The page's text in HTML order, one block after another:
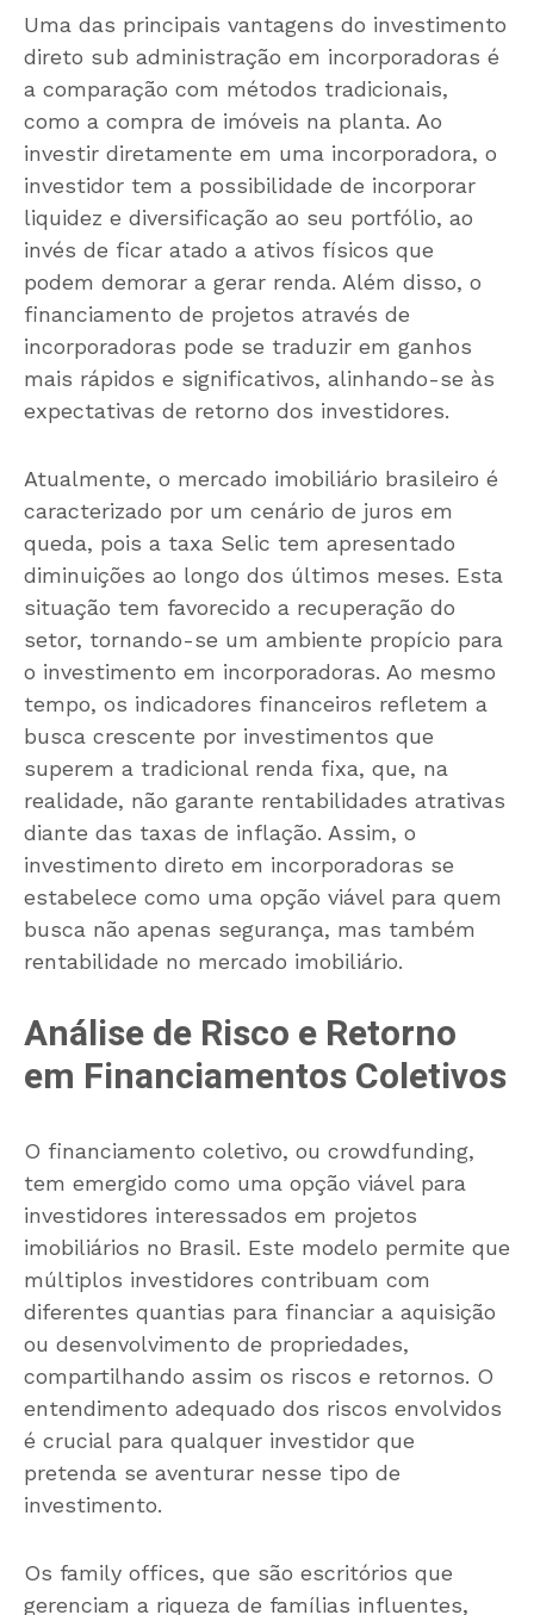
Uma das principais vantagens do investimento
direto sub administração em incorporadoras é
a comparação com métodos tradicionais,
como a compra de imóveis na planta. Ao
investir diretamente em uma incorporadora, o
investidor tem a possibilidade de incorporar
liquidez e diversificação ao seu portfólio, ao
invés de ficar atado a ativos físicos que
podem demorar a gerar renda. Além disso, o
financiamento de projetos através de
incorporadoras pode se traduzir em ganhos
mais rápidos e significativos, alinhando-se às
expectativas de retorno dos investidores.
Atualmente, o mercado imobiliário brasileiro é
caracterizado por um cenário de juros em
queda, pois a taxa Selic tem apresentado
diminuições ao longo dos últimos meses. Esta
situação tem favorecido a recuperação do
setor, tornando-se um ambiente propício para
o investimento em incorporadoras. Ao mesmo
tempo, os indicadores financeiros refletem a
busca crescente por investimentos que
superem a tradicional renda fixa, que, na
realidade, não garante rentabilidades atrativas
diante das taxas de inflação. Assim, o
investimento direto em incorporadoras se
estabelece como uma opção viável para quem
busca não apenas segurança, mas também
rentabilidade no mercado imobiliário.
Análise de Risco e Retorno
em Financiamentos Coletivos
O financiamento coletivo, ou crowdfunding,
tem emergido como uma opção viável para
investidores interessados em projetos
imobiliários no Brasil. Este modelo permite que
múltiplos investidores contribuam com
diferentes quantias para financiar a aquisição
ou desenvolvimento de propriedades,
compartilhando assim os riscos e retornos. O
entendimento adequado dos riscos envolvidos
é crucial para qualquer investidor que
pretenda se aventurar nesse tipo de
investimento.
Os family offices, que são escritórios que
gerenciam a riqueza de famílias influentes,